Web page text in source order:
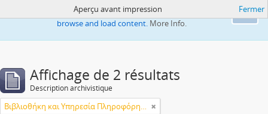
Ok
This website uses cookies to enhance your ability to
browse and load content. More Info.
Aperçu avant impression Fermer
Affichage de 2 résultats
Description archivistique
Βιβλιοθήκη και Υπηρεσία Πληροφόρησης Τεχνολογικού Πανεπιστημίου Κύπρου